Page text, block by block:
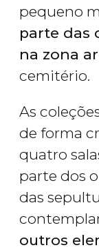
pequeno
parte das
na zona
cemitério.
As
de forma
quatro
parte dos
das
outros